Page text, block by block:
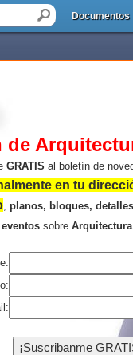
Documentos
Arquitectura :
de
GRATIS al boletín de
en tu
, planos, bloques,
eventossobre Arquitectura